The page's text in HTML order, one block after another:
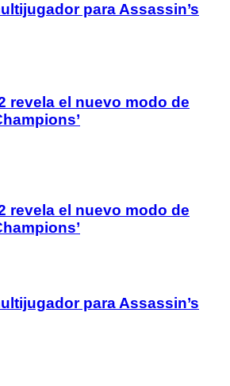
para Assassin’s
revela el nuevo modo de
revela el nuevo modo de
para Assassin’s